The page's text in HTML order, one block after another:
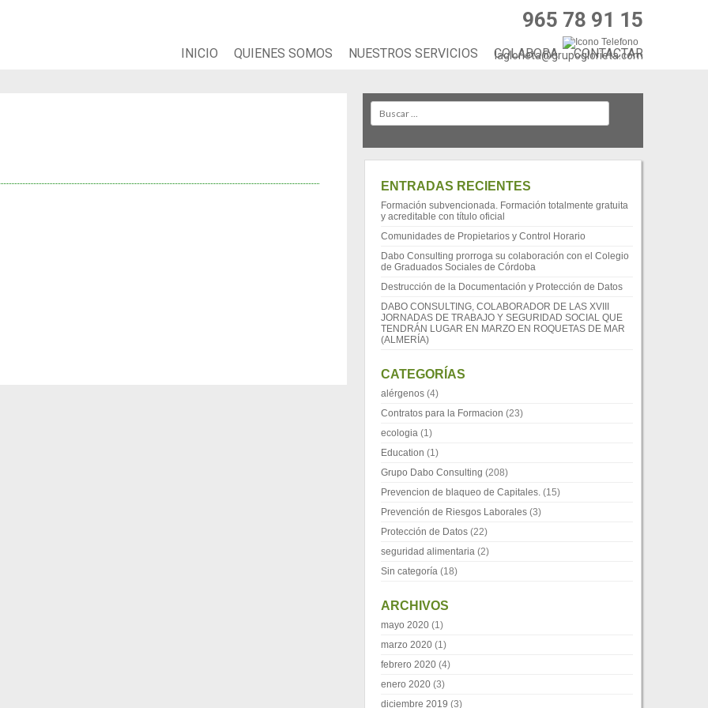
965 78 91 15
laglorieta@grupoglorieta.com
CONTACTAR
COLABORA
NUESTROS SERVICIOS
QUIENES SOMOS
INICIO
ENTRADAS RECIENTES
Formación subvencionada. Formación totalmente gratuita
y acreditable con título oficial
Comunidades de Propietarios y Control Horario
Dabo Consulting prorroga su colaboración con el Colegio
de Graduados Sociales de Córdoba
Destrucción de la Documentación y Protección de Datos
DABO CONSULTING, COLABORADOR DE LAS XVIII
JORNADAS DE TRABAJO Y SEGURIDAD SOCIAL QUE
TENDRÁN LUGAR EN MARZO EN ROQUETAS DE MAR
(ALMERÍA)
CATEGORÍAS
alérgenos (4)
Contratos para la Formacion (23)
ecologia (1)
Education (1)
Grupo Dabo Consulting (208)
Prevencion de blaqueo de Capitales. (15)
Prevención de Riesgos Laborales (3)
Protección de Datos (22)
seguridad alimentaria (2)
Sin categoría (18)
ARCHIVOS
mayo 2020 (1)
marzo 2020 (1)
febrero 2020 (4)
enero 2020 (3)
diciembre 2019 (3)